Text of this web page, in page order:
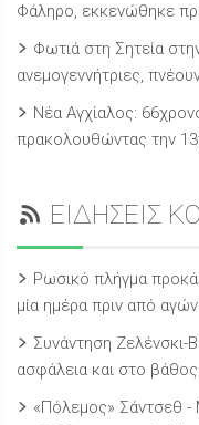
Φάληρο, εκκενώθηκε
Φωτιά στη Σητεία
ανεμογεννήτριες,
Νέα Αγχίαλος:
πρακολουθώντας την
ΕΙΔΗΣΕΙΣ
Ρωσικό πλήγμα
μία ημέρα πριν από
Συνάντηση Ζελένσκι-
ασφάλεια και στο
«Πόλεμος» Σάντσεθ -